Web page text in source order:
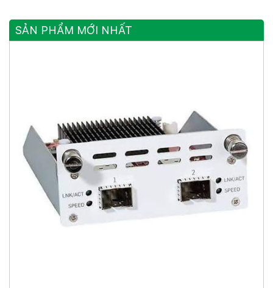
SẢN PHẨM MỚI NHẤT